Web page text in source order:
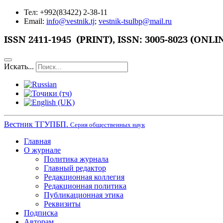
Тел: +992(83422) 2-38-11
Email: info@vestnik.tj; vestnik-tsulbp@mail.ru
ISSN 2411-1945 (PRINT), ISSN: 3005-8023
Искать...
Вестник ТГУПБП. Серия общественных наук
Главная
О журнале
Политика журнала
Главный редактор
Редакционная коллегия
Редакционная политика
Публикационная этика
Реквизиты
Подписка